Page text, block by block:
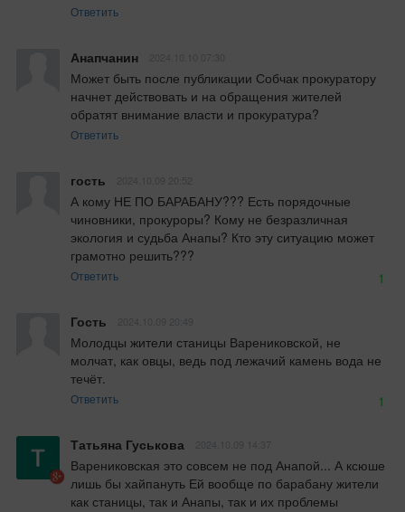
Ответить
Анапчанин
Может быть после публикации Собчак прокуратору
начнет действовать и на обращения жителей
обратят внимание власти и прокуратура?
Ответить
гость
А кому НЕ ПО БАРАБАНУ??? Есть порядочные
чиновники, прокуроры? Кому не безразличная
экология и судьба Анапы? Кто эту ситуацию может
грамотно решить???
Ответить 1
Гость
Молодцы жители станицы Варениковской, не
молчат, как овцы, ведь под лежачий камень вода не
течёт.
Ответить 1
Татьяна Гуськова
Варениковская это совсем не под Анапой... А ксюше
лишь бы хайпануть Ей вообще по барабану жители
как станицы, так и Анапы, так и их проблемы